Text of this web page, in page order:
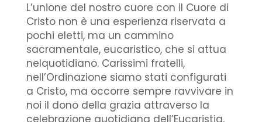
L’unione del nostro cuore con il Cuore di
Cristo non è una esperienza riservata a
pochi eletti, ma un cammino
sacramentale, eucaristico, che si attua
nelquotidiano. Carissimi fratelli,
nell’Ordinazione siamo stati configurati
a Cristo, ma occorre sempre ravvivare in
noi il dono della grazia attraverso la